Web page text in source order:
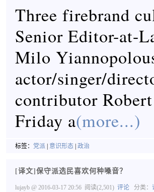
Three firebrand
Senior Editor-at-
Milo
actor/singer/
contributor
Friday a(more...)
标签： 党派 意识形态 政治
[译文]保守派选民喜欢何种嗓音？
lujayb @ 2016-03-17 20:56 阅读(2,501) 评论 分类：